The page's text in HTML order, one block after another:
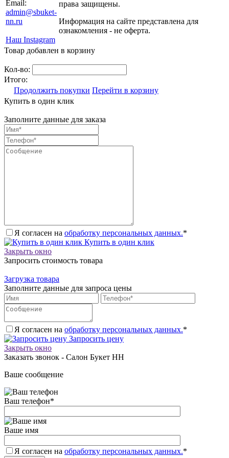
Email:
admin@sbuket-
nn.ru
Наш Instagram
права защищены.
Информация на сайте представлена для
ознакомления - не оферта.
Товар добавлен в корзину
Кол-во:
Итого:
Продолжить покупки Перейти в корзину
Купить в один клик
Заполните данные для заказа
Я согласен на обработку персональных данных.*
Купить в один клик
Закрыть окно
Запросить стоимость товара
Загрузка товара
Заполните данные для запроса цены
Я согласен на обработку персональных данных.*
Запросить цену
Закрыть окно
Заказать звонок - Салон Букет НН
Ваше сообщение
Ваш телефон*
Ваше имя
Я согласен на обработку персональных данных.*